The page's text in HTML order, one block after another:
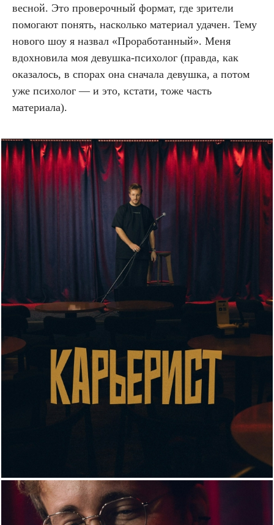
весной. Это проверочный формат, где зрители
помогают понять, насколько материал удачен. Тему
нового шоу я назвал «Проработанный». Меня
вдохновила моя девушка-психолог (правда, как
оказалось, в спорах она сначала девушка, а потом
уже психолог — и это, кстати, тоже часть
материала).